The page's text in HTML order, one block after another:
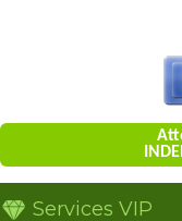
Services VIP